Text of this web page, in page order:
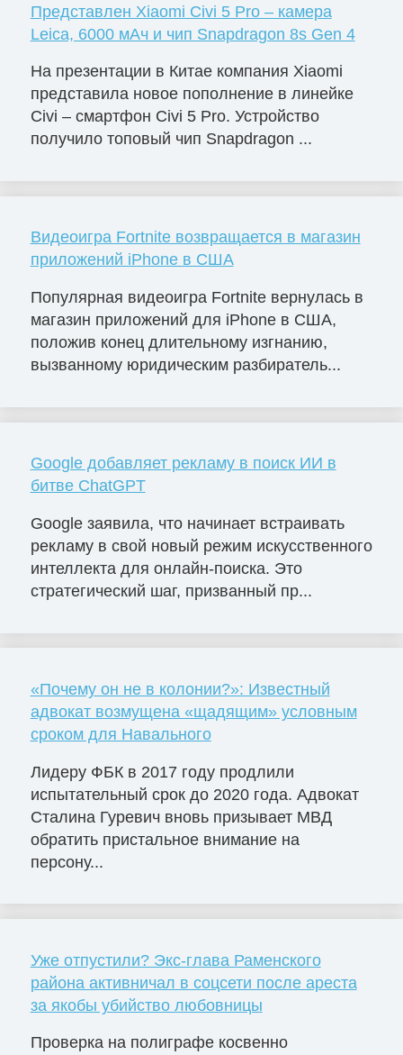
Представлен Xiaomi Civi 5 Pro – камера
Leica, 6000 мАч и чип Snapdragon 8s Gen 4
На презентации в Китае компания Xiaomi
представила новое пополнение в линейке
Civi – смартфон Civi 5 Pro. Устройство
получило топовый чип Snapdragon ...
Видеоигра Fortnite возвращается в магазин
приложений iPhone в США
Популярная видеоигра Fortnite вернулась в
магазин приложений для iPhone в США,
положив конец длительному изгнанию,
вызванному юридическим разбиратель...
Google добавляет рекламу в поиск ИИ в
битве ChatGPT
Google заявила, что начинает встраивать
рекламу в свой новый режим искусственного
интеллекта для онлайн-поиска. Это
стратегический шаг, призванный пр...
«Почему он не в колонии?»: Известный
адвокат возмущена «щадящим» условным
сроком для Навального
Лидеру ФБК в 2017 году продлили
испытательный срок до 2020 года. Адвокат
Сталина Гуревич вновь призывает МВД
обратить пристальное внимание на
персону...
Уже отпустили? Экс-глава Раменского
района активничал в соцсети после ареста
за якобы убийство любовницы
Проверка на полиграфе косвенно